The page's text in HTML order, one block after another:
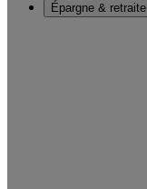
Épargne & retraite